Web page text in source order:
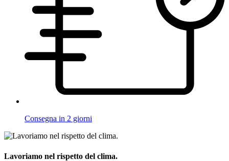
Consegna in 2 giorni
Lavoriamo nel rispetto del clima.